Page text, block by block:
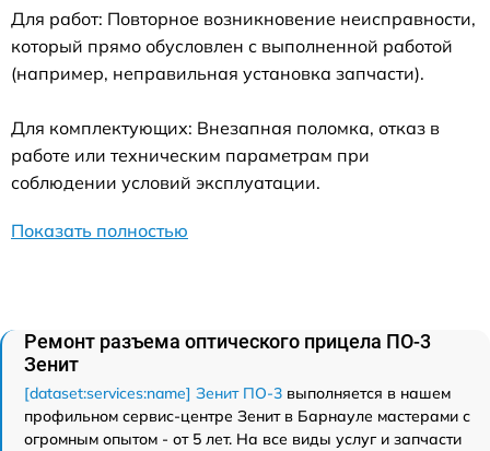
Для работ: Повторное возникновение неисправности,
который прямо обусловлен с выполненной работой
(например, неправильная установка запчасти).
Для комплектующих: Внезапная поломка, отказ в
работе или техническим параметрам при
соблюдении условий эксплуатации.
Показать полностью
Ремонт разъема оптического прицела ПО-3
Зенит
[dataset:services:name] Зенит ПО-3 выполняется в нашем
профильном сервис-центре Зенит в Барнауле мастерами с
огромным опытом - от 5 лет. На все виды услуг и запчасти